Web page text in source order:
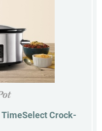
Crock-